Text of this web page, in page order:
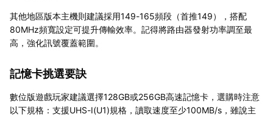
其他地區版本主機則建議採用149-165頻段（首推149），搭配
80MHz頻寬設定可提升傳輸效率。記得將路由器發射功率調至最
高，強化訊號覆蓋範圍。
記憶卡挑選要訣
數位版遊戲玩家建議選擇128GB或256GB高速記憶卡，選購時注意
以下規格：支援UHS-I(U1)規格，讀取速度至少100MB/s，雖說主